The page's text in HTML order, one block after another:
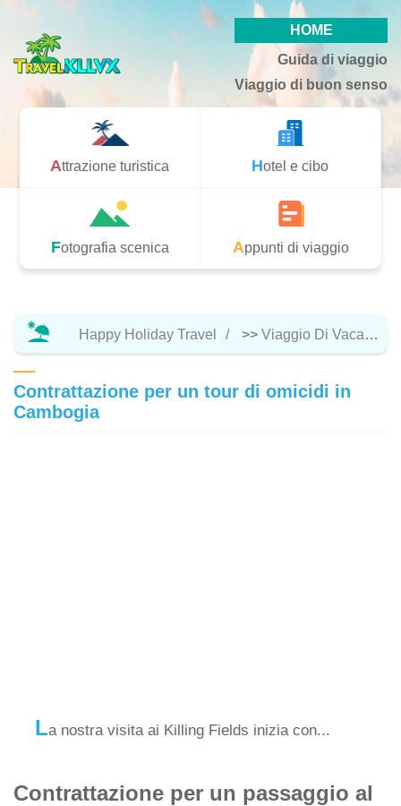
HOME
Guida di viaggio
Viaggio di buon senso
Attrazione turistica Hotel e cibo
Fotografia scenica Appunti di viaggio
Happy Holiday Travel >> Viaggio Di Vacanza
Contrattazione per un tour di omicidi in
Cambogia
La nostra visita ai Killing Fields inizia con...
Contrattazione per un passaggio al